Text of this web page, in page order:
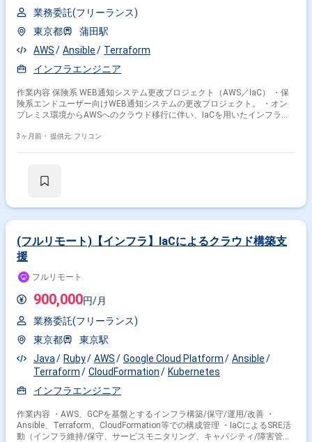
業務委託(フリーランス)
東京都
蒲田駅
AWS
Ansible
Terraform
インフラエンジニア
作業内容 保険系 WEB通知システム更改プロジェクト（AWS／IaC） ・保
険系エンドユーザー向けWEB通知システムの更改プロジェクト。 ・オン
プレミス環境からAWSへのクラウド移行に伴い、IaCを用いたインフラ構
3ヶ月前・ 提供元: フリコン
(フルリモート)【インフラ】IaCによるクラウド構築支
援
フルリモート
900,000円/月
業務委託(フリーランス)
東京都
東京駅
Java
Ruby AWS Google Cloud Platform
Ansible
Terraform
CloudFormation
Kubernetes
インフラエンジニア
作業内容 ・AWS、GCPを基盤とするインフラ構築/保守/運用/改善 ・
Ansible、Terraform、CloudFormation等での構成管理 ・IaCによるSRE活
動（インフラ維持/保守、サービスモニタリング、キャパシティ/障害管